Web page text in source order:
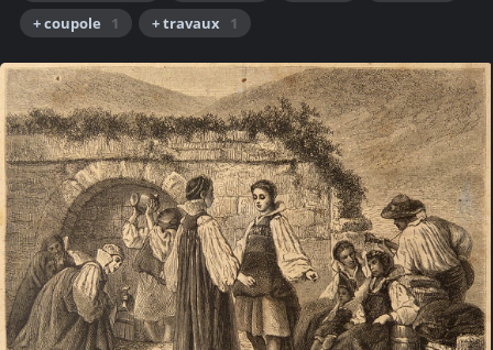
+ coupole
1 + travaux 1